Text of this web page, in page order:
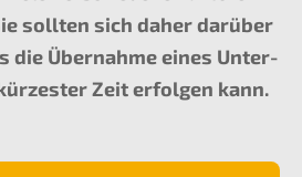
sollten sich daher darüber
die Übernah­me eines Unter­
Zeit erfol­gen kann.